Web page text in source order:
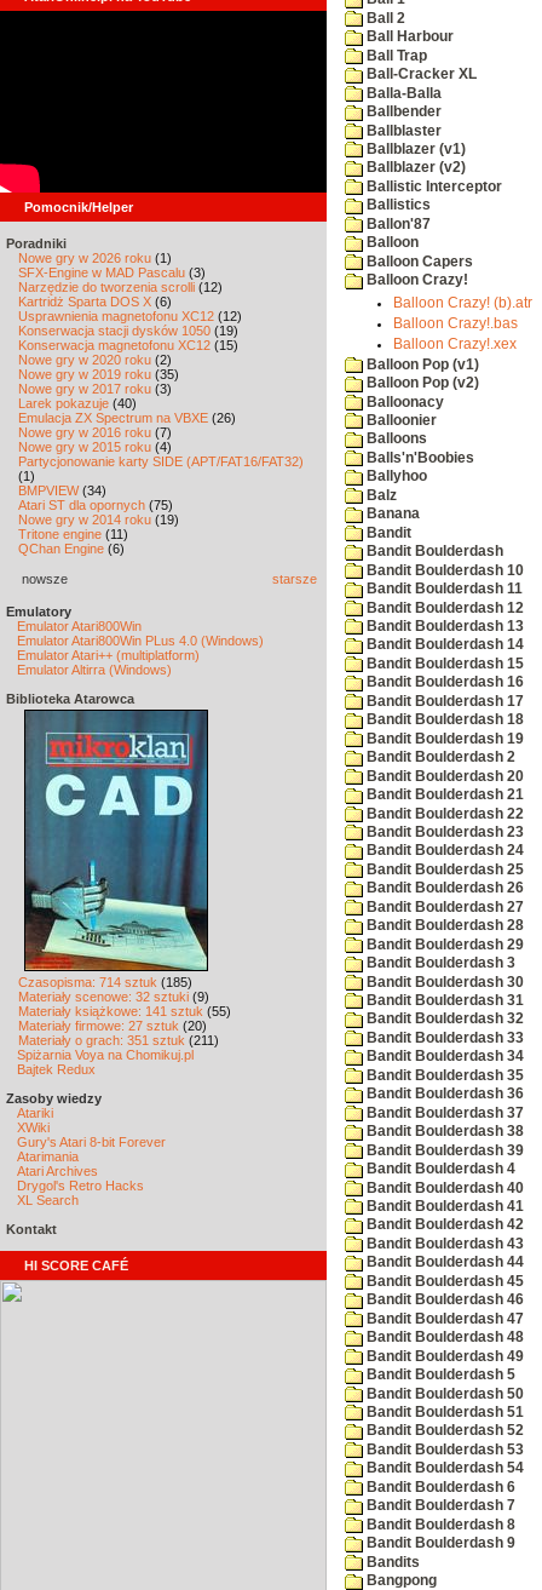
Pomocnik/Helper
Poradniki
Nowe gry w 2026 roku (1)
SFX-Engine w MAD Pascalu (3)
Narzędzie do tworzenia scrolli (12)
Kartridż Sparta DOS X (6)
Usprawnienia magnetofonu XC12 (12)
Konserwacja stacji dysków 1050 (19)
Konserwacja magnetofonu XC12 (15)
Nowe gry w 2020 roku (2)
Nowe gry w 2019 roku (35)
Nowe gry w 2017 roku (3)
Larek pokazuje (40)
Emulacja ZX Spectrum na VBXE (26)
Nowe gry w 2016 roku (7)
Nowe gry w 2015 roku (4)
Partycjonowanie karty SIDE (APT/FAT16/FAT32)
(1)
BMPVIEW(34)
Atari ST dla opornych (75)
Nowe gry w 2014 roku (19)
Tritone engine (11)
QChan Engine (6)
nowsze starsze
Emulatory
Emulator Atari800Win
Emulator Atari800Win PLus 4.0 (Windows)
Emulator Atari++ (multiplatform)
Emulator Altirra (Windows)
Biblioteka Atarowca
Czasopisma: 714 sztuk (185)
Materiały scenowe: 32 sztuki (9)
Materiały książkowe: 141 sztuk (55)
Materiały firmowe: 27 sztuk (20)
Materiały o grach: 351 sztuk (211)
Spiżarnia Voya na Chomikuj.pl
Bajtek Redux
Zasoby wiedzy
Atariki
XWiki
Gury's Atari 8-bit Forever
Atarimania
Atari Archives
Drygol's Retro Hacks
XL Search
Kontakt
HI SCORE CAFÉ
Ball 2
Ball Harbour
Ball Trap
Ball-Cracker XL
Balla-Balla
Ballbender
Ballblaster
Ballblazer (v1)
Ballblazer (v2)
Ballistic Interceptor
Ballistics
Ballon'87
Balloon
Balloon Capers
Balloon Crazy!
Balloon Crazy! (b).atr
Balloon Crazy!.bas
Balloon Crazy!.xex
Balloon Pop (v1)
Balloon Pop (v2)
Balloonacy
Balloonier
Balloons
Balls'n'Boobies
Ballyhoo
Balz
Banana
Bandit
Bandit Boulderdash
Bandit Boulderdash 10
Bandit Boulderdash 11
Bandit Boulderdash 12
Bandit Boulderdash 13
Bandit Boulderdash 14
Bandit Boulderdash 15
Bandit Boulderdash 16
Bandit Boulderdash 17
Bandit Boulderdash 18
Bandit Boulderdash 19
Bandit Boulderdash 2
Bandit Boulderdash 20
Bandit Boulderdash 21
Bandit Boulderdash 22
Bandit Boulderdash 23
Bandit Boulderdash 24
Bandit Boulderdash 25
Bandit Boulderdash 26
Bandit Boulderdash 27
Bandit Boulderdash 28
Bandit Boulderdash 29
Bandit Boulderdash 3
Bandit Boulderdash 30
Bandit Boulderdash 31
Bandit Boulderdash 32
Bandit Boulderdash 33
Bandit Boulderdash 34
Bandit Boulderdash 35
Bandit Boulderdash 36
Bandit Boulderdash 37
Bandit Boulderdash 38
Bandit Boulderdash 39
Bandit Boulderdash 4
Bandit Boulderdash 40
Bandit Boulderdash 41
Bandit Boulderdash 42
Bandit Boulderdash 43
Bandit Boulderdash 44
Bandit Boulderdash 45
Bandit Boulderdash 46
Bandit Boulderdash 47
Bandit Boulderdash 48
Bandit Boulderdash 49
Bandit Boulderdash 5
Bandit Boulderdash 50
Bandit Boulderdash 51
Bandit Boulderdash 52
Bandit Boulderdash 53
Bandit Boulderdash 54
Bandit Boulderdash 6
Bandit Boulderdash 7
Bandit Boulderdash 8
Bandit Boulderdash 9
Bandits
Bangpong